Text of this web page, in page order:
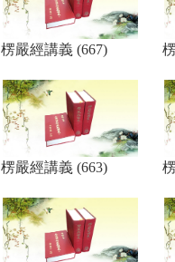
楞嚴經講義 (667)
楞嚴經講義 (663)